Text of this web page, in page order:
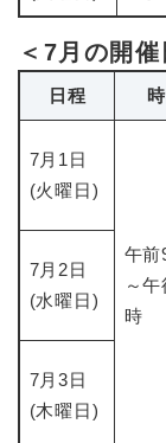
＜7月の開催
日程
7月1日
(火曜日)
午前
～
時
7月2日
(水曜日)
7月3日
(木曜日)